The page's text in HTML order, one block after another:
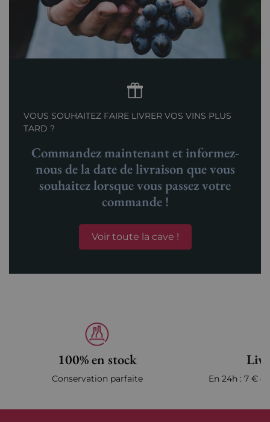
VOUS SOUHAITEZ FAIRE LIVRER VOS VINS PLUS
TARD ?
Commandez maintenant et informez-
nous de la date de livraison que vous
souhaitez lorsque vous passez votre
commande !
Voir toute la cave !
100% en stock
Conservation parfaite En 24h : 7 €